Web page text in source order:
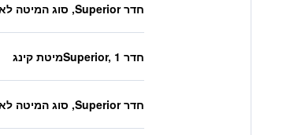
חדר Superior, סוג המיטה לא ידוע
חדר Superior, 1מיטת קינג
חדר Superior, סוג המיטה לא ידוע